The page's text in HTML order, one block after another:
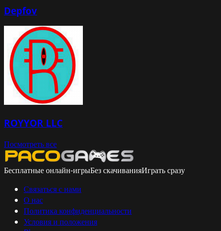
Depfov
ROYYOR LLC
Посмотреть все
Бесплатные онлайн-игрыБез скачиванияИграть сразу
Связаться с нами
О нас
Политика конфиденциальности
Условия и положения